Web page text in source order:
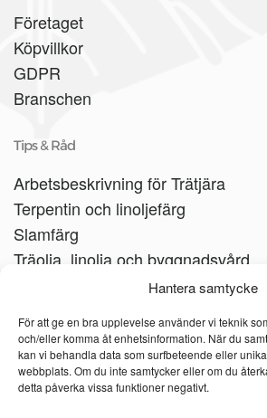
Hantera samtycke
För att ge en bra upplevelse använder vi teknik
och/eller komma åt enhetsinformation. När du
kan vi behandla data som surfbeteende eller
webbplats. Om du inte samtycker eller om du
detta påverka vissa funktioner negativt.
Företaget
Köpvillkor
GDPR
Branschen
Tips & Råd
Arbetsbeskrivning för Trätjära
Terpentin och linoljefärg
Slamfärg
Träolja, linolja och byggnadsvård